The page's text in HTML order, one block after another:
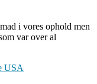
i vores ophold men
var over al